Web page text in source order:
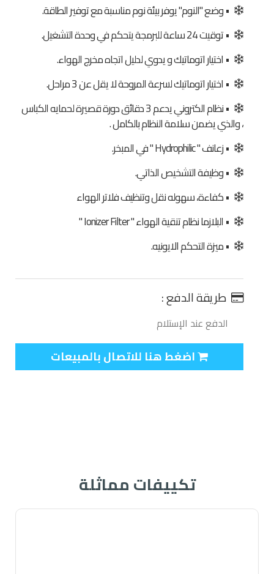
• وضع "النوم" يوفر بيئة نوم مناسبة مع توفير الطاقة.
• توقيت 24 ساعة للبرمجة يتحكم في وحدة التشغيل.
• اختيار اتوماتيك و يدوي لدليل اتجاه مخرج الهواء.
• اختيار اتوماتيك لسرعة المروحة لا يقل عن 3 مراحل.
• نظام الكتروني يدعم 3 دقائق دورة قصيرة لحمايه الكباس
، والذي يضمن سلامة النظام بالكامل .
• زعانف " Hydrophilic " في المبخر.
• وظيفة التشخيص الذاتي.
• كفاءة، سهوله نقل وتنظيف فلاتر الهواء
• البلازما نظام تنقية الهواء " Ionizer Filter "
• ميزة التحكم الايونيه.
طريقة الدفع :
الدفع عند الإستلام
اضغط هنا للاتصال بالمبيعات
تكييفات مماثلة